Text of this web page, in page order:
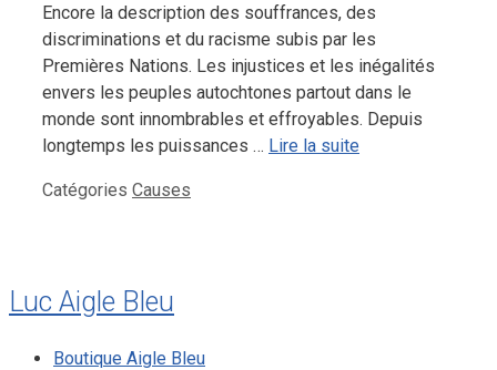
Encore la description des souffrances, des
discriminations et du racisme subis par les
Premières Nations. Les injustices et les inégalités
envers les peuples autochtones partout dans le
monde sont innombrables et effroyables. Depuis
longtemps les puissances … Lire la suite
Catégories Causes
Luc Aigle Bleu
Boutique Aigle Bleu